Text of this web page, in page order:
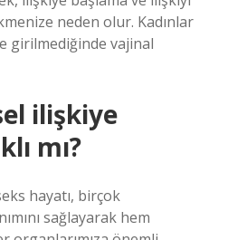
neden olur. Kadınlar
girilmediğinde vajinal
ilişkiye
mı?
hayatı, birçok
sağlayarak hem